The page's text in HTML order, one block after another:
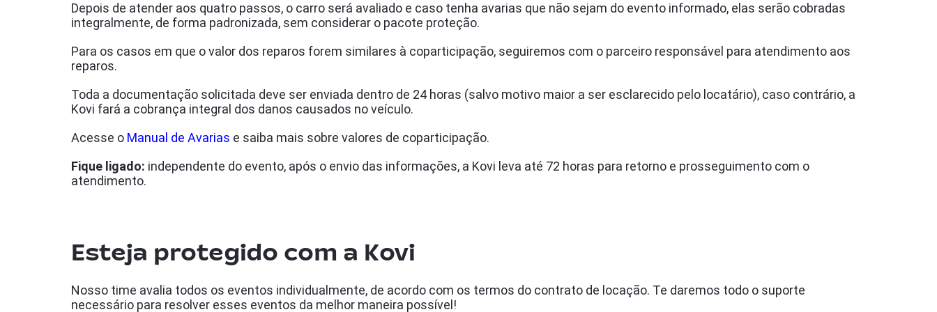
Depois de atender aos quatro passos, o carro será avaliado e caso tenha avarias que não sejam do evento informado, elas serão cobradas
integralmente, de forma padronizada, sem considerar o pacote proteção.
Para os casos em que o valor dos reparos forem similares à coparticipação, seguiremos com o parceiro responsável para atendimento aos
reparos.
Toda a documentação solicitada deve ser enviada dentro de 24 horas (salvo motivo maior a ser esclarecido pelo locatário), caso contrário, a
Kovi fará a cobrança integral dos danos causados no veículo.
Acesse o Manual de Avarias e saiba mais sobre valores de coparticipação.
Fique ligado: independente do evento, após o envio das informações, a Kovi leva até 72 horas para retorno e prosseguimento com o
atendimento.
Esteja protegido com a Kovi
Nosso time avalia todos os eventos individualmente, de acordo com os termos do contrato de locação. Te daremos todo o suporte
necessário para resolver esses eventos da melhor maneira possível!